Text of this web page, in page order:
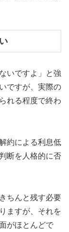
いですよ」と強
ですが、実際の
れる程度で終わ
約による利息低
断を人格的に否
ちんと残す必要
ますが、それを
がほとんどで